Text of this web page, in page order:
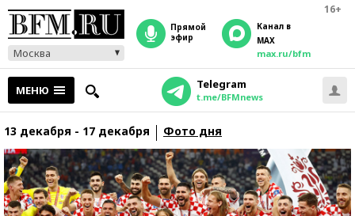
16+
Москва
прямой
эфир
Канал в
MAX
max.ru/bfm
МЕНЮ Telegram
t.me/BFMnews
13 декабря - 17 декабря Фото дня